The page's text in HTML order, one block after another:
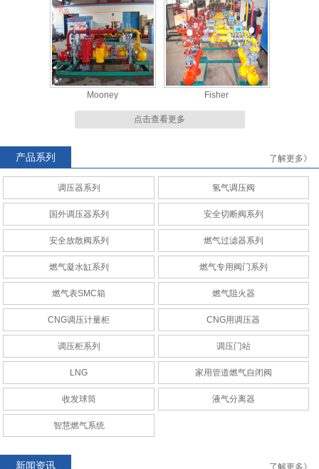
Mooney Fisher
AMCO RAQ安全切断阀系列
CNG调压计量柜 CNG调压计量站
CNG调压计量柜
点击查看更多
产品系列 了解更多》
调压器系列 氢气调压阀
国外调压器系列 安全切断阀系列
安全放散阀系列 燃气过滤器系列
燃气凝水缸系列 燃气专用阀门系列
燃气表SMC箱 燃气阻火器
CNG调压计量柜 CNG用调压器
调压柜系列 调压门站
LNG 家用管道燃气自闭阀
收发球筒 液气分离器
智慧燃气系统
新闻资讯 了解更多》